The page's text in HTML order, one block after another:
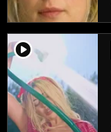
player2